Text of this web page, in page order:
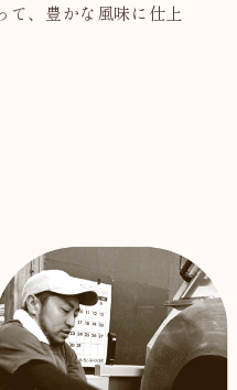
て、豊かな風味に仕上